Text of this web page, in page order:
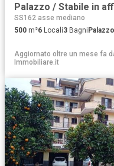
Palazzo / Stabile in
SS162 asse mediano
500 m²6 Locali3 Bagni Palazzo
Aggiornato oltre un mese fa
Immobiliare.it